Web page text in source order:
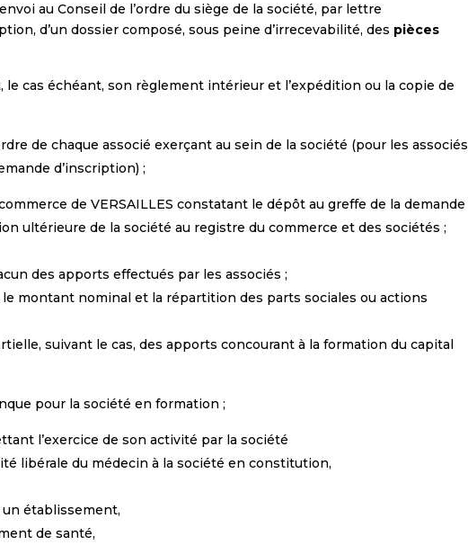
au Conseil de l’ordre du siège de la société, par lettre
d’un dossier composé, sous peine d’irrecevabilité, des pièces
cas échéant, son règlement intérieur et l’expédition ou la copie de
de chaque associé exerçant au sein de la société (pour les associés
d’inscription) ;
de VERSAILLES constatant le dépôt au greffe de la demande
ultérieure de la société au registre du commerce et des sociétés ;
des apports effectués par les associés ;
montant nominal et la répartition des parts sociales ou actions
suivant le cas, des apports concourant à la formation du capital
pour la société en formation ;
l’exercice de son activité par la société
libérale du médecin à la société en constitution,
un établissement,
de santé,